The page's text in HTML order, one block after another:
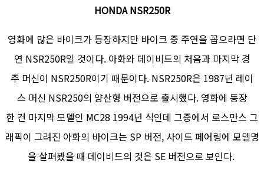
HONDA NSR250R
영화에 많은 바이크가 등장하지만 바이크 중 주연을 꼽으라면 단
연 NSR250R일 것이다. 아화와 데이비드의 처음과 마지막 경
주 머신이 NSR250R이기 때문이다. NSR250R은 1987년 레이
스 머신 NSR250의 양산형 버전으로 출시했다. 영화에 등장
한 건 마지막 모델인 MC28 1994년 식인데 그중에서 로스만스 그
래픽이 그려진 아화의 바이크는 SP 버전, 사이드 페어링에 모델명
을 살펴봤을 때 데이비드의 것은 SE 버전으로 보인다.